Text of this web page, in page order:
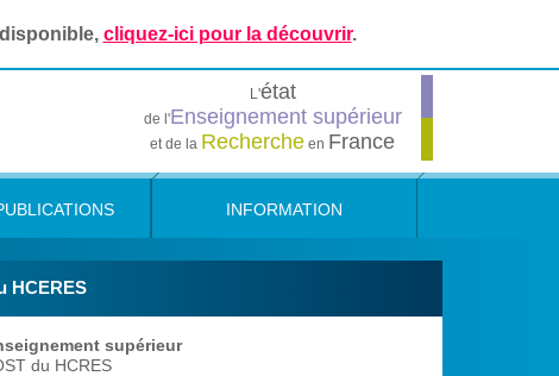
cliquez-ici pour la découvrir.
L'état
de l'Enseignement supérieur
et de la Recherche en France
INFORMATION
HCERES
supérieur
du HCRES